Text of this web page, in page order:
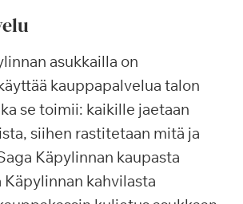
asukkailla on
kauppapalvelua talon
se toimii: kaikille jaetaan
siihen rastitetaan mitä ja
Käpylinnan kaupasta
Käpylinnan kahvilasta